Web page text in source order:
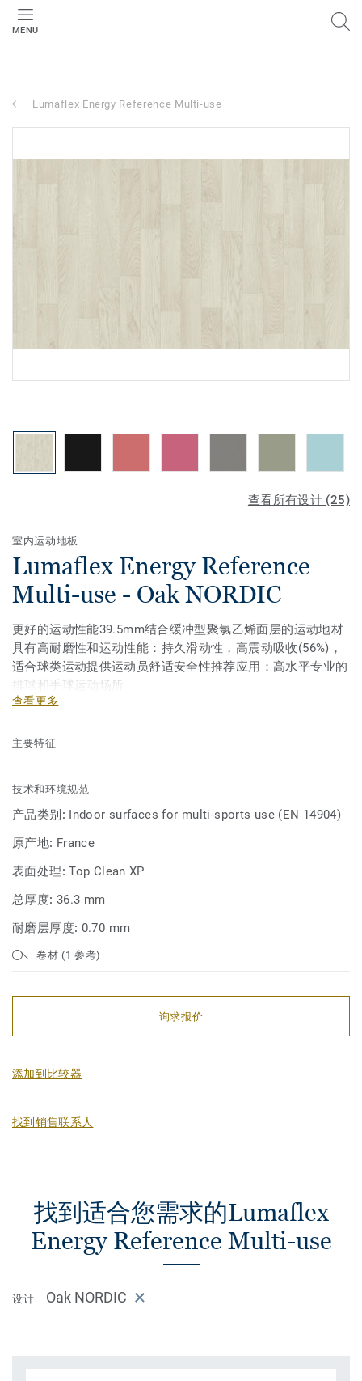
MENU
Lumaflex Energy Reference Multi-use
查看所有设计 (25)
室内运动地板
Lumaflex Energy Reference
Multi-use - Oak NORDIC
更好的运动性能39.5mm结合缓冲型聚氯乙烯面层的运动地材
具有高耐磨性和运动性能：持久滑动性，高震动吸收(56%)，
适合球类运动提供运动员舒适安全性推荐应用：高水平专业的
排球和手球运动场所
查看更多
主要特征
技术和环境规范
产品类别: Indoor surfaces for multi-sports use (EN 14904)
原产地: France
表面处理:Top Clean XP
总厚度: 36.3 mm
耐磨层厚度: 0.70 mm
卷材 (1 参考)
询求报价
添加到比较器
找到销售联系人
找到适合您需求的Lumaflex
Energy Reference Multi-use
设计 Oak NORDIC